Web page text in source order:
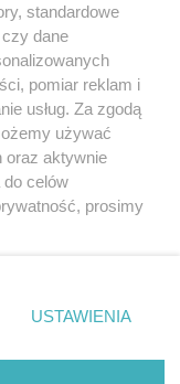
z portali
sięz nami
standardowe
dane
pomiar reklam i
usług. Za zgodą
używać
oraz aktywnie
celów
prosimy
rogu strony
nie wymagają
się
miały
USTAWIENIA